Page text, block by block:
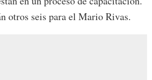
otros seis para el Mario Rivas.